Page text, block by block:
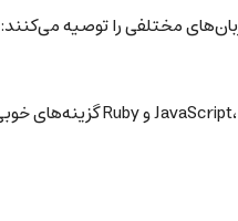
مختلفی را توصیه می‌کنند: